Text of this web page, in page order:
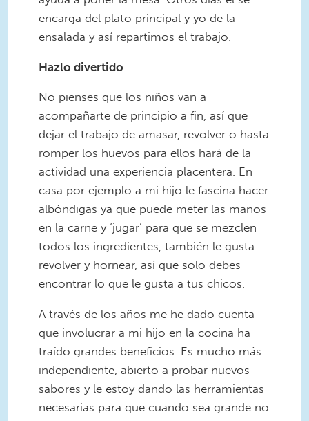
encarga del plato principal y yo de la
ensalada y así repartimos el trabajo.
Hazlo divertido
No pienses que los niños van a
acompañarte de principio a fin, así que
dejar el trabajo de amasar, revolver o hasta
romper los huevos para ellos hará de la
actividad una experiencia placentera. En
casa por ejemplo a mi hijo le fascina hacer
albóndigas ya que puede meter las manos
en la carne y ‘jugar’ para que se mezclen
todos los ingredientes, también le gusta
revolver y hornear, así que solo debes
encontrar lo que le gusta a tus chicos.
A través de los años me he dado cuenta
que involucrar a mi hijo en la cocina ha
traído grandes beneficios. Es mucho más
independiente, abierto a probar nuevos
sabores y le estoy dando las herramientas
necesarias para que cuando sea grande no